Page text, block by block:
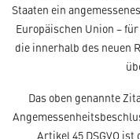
Staaten ein
Europäischen Union –
die innerhalb des neuen
Das oben genannte
Artikel 45 DSGVO